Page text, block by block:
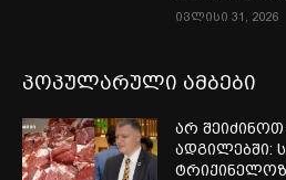
ივლისი 31, 2026
პოპულარული ამბები
არ
ადგილებში: